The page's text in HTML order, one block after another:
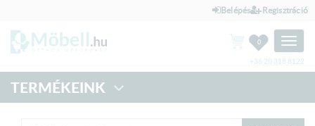
Belépés Regisztráció
Toggle
0
+36 20 318 8122
TERMÉKEINK